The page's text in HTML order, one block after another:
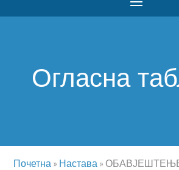
Огласна
Почетна » Настава »